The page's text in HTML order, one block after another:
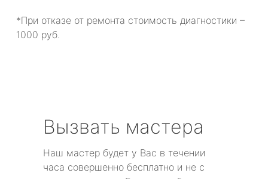
*При отказе от ремонта стоимость диагностики –
1000 руб.
Вызвать мастера
Наш мастер будет у Вас в течении
часа совершенно бесплатно и не с